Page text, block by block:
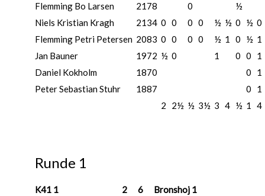
Flemming Bo Larsen
2178 0
½
Niels Kristian Kragh
2134 0 0 0 0 ½ ½ 0 ½ 0
Flemming Petri Petersen 2083 0 0 0 0 ½ 1 0 ½ 1
Jan Bauner
1972 ½ 0 1 0 0
1
Daniel Kokholm
1870 0
1
Peter Sebastian Stuhr
1887 0
1
2
2½ ½ 3½ 3 4 ½ 1 4
Runde 1
K41 1 2 6 Bronshoj 1